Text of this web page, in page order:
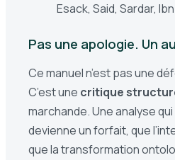
Esack, Said, Sardar,
Pas une apologie. Un
Ce manuel n’est pas une
C’est une critique
marchande. Une analyse
devienne un forfait, que
que la transformation